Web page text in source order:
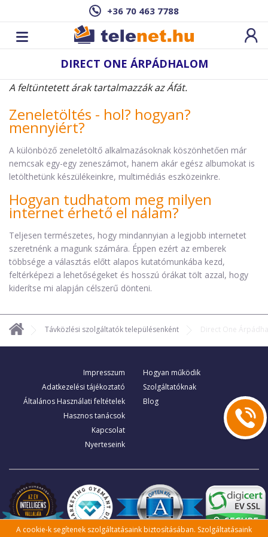
+36 70 463 7788
DIRECT ONE ÁRPÁDHALOM
A feltüntetett árak tartalmazzák az Áfát.
Zeneletöltés - hol? hogyan?
mennyiért?
A különböző zeneletöltő alkalmazásoknak köszönhetően már
nemcsak egy-egy zeneszámot, hanem akár egész albumokat is
letölthetünk készülékeinkre, multimédiás eszközeinkre.
Hogyan tudhatom meg milyen
internet érhető el nálam?
Teljesen természetes, hogy mindannyian a legjobb internetet
szeretnénk a magunk számára. Éppen ezért az emberek
többsége a választás előtt alapos kutatómunkába kezd,
feltérképezi a lehetőségeket és hosszú órákat tölt azzal, hogy
kiderítse mi alapján célszerű dönteni.
Távközlési szolgáltatók településenként Direct One
Impresszum
Adatkezelési tájékoztató
Általános Használati feltételek
Hasznos tanácsok
Kapcsolat
Nyerteseink
Hogyan működik
Szolgáltatóknak
Blog
A cookie-k segítenek szolgáltatásaink biztosításában. Szolgáltatásaink